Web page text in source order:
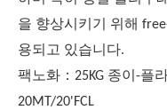
을 향상시키기 위해
용되고 있습니다.
팩노화 ： 25KG 종이-플
20MT/20'FCL